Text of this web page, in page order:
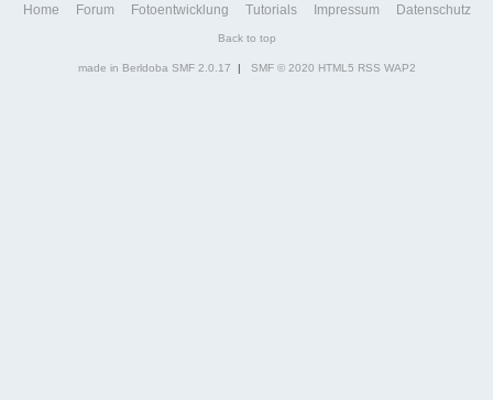
Home Forum Fotoentwicklung Tutorials Impressum Datenschutz
Back to top
made in Berldoba SMF 2.0.17 | SMF © 2020 HTML5 RSS WAP2